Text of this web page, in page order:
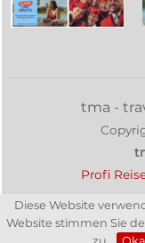
Diese Website
Website stimmen Sie
tma -
Profi